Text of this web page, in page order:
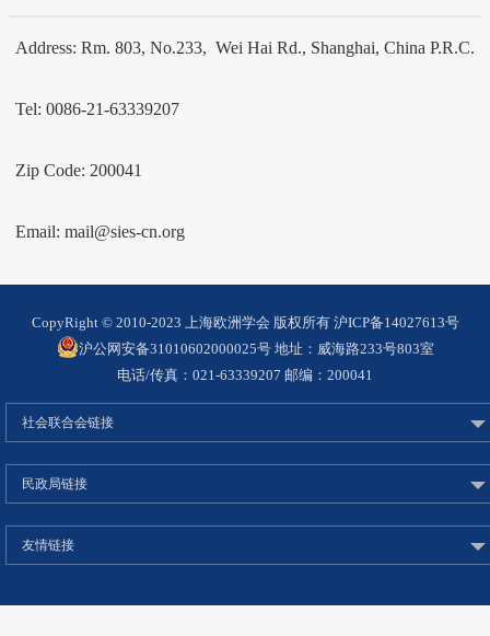
Address: Rm. 803, No.233, Wei Hai Rd., Shanghai, China P.R.C.
Tel: 0086-21-63339207
Zip Code: 200041
Email: mail@sies-cn.org
CopyRight © 2010-2023 上海欧洲学会 版权所有 沪ICP备14027613号
沪公网安备31010602000025号 地址：威海路233号803室
电话/传真：021-63339207 邮编：200041
社会联合会链接
民政局链接
友情链接